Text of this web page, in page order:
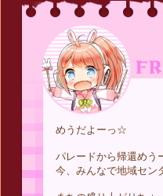
めうだよーっ☆
パレードから帰還めう
今、みんなで地域セン